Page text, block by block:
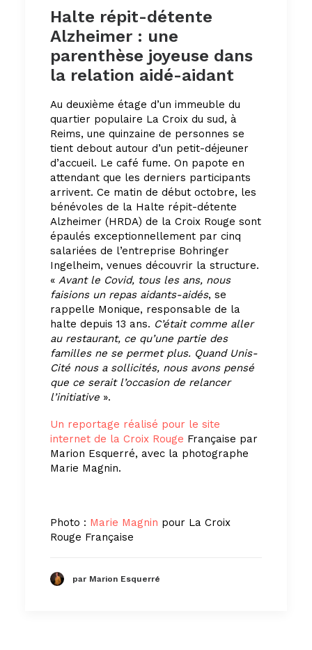
Halte répit-détente
Alzheimer : une
parenthèse joyeuse dans
la relation aidé-aidant
Au deuxième étage d’un immeuble du
quartier populaire La Croix du sud, à
Reims, une quinzaine de personnes se
tient debout autour d’un petit-déjeuner
d’accueil. Le café fume. On papote en
attendant que les derniers participants
arrivent. Ce matin de début octobre, les
bénévoles de la Halte répit-détente
Alzheimer (HRDA) de la Croix Rouge sont
épaulés exceptionnellement par cinq
salariées de l’entreprise Bohringer
Ingelheim, venues découvrir la structure.
« Avant le Covid, tous les ans, nous
faisions un repas aidants-aidés, se
rappelle Monique, responsable de la
halte depuis 13 ans. C’était comme aller
au restaurant, ce qu’une partie des
familles ne se permet plus. Quand Unis-
Cité nous a sollicités, nous avons pensé
que ce serait l’occasion de relancer
l’initiative ».
Un reportage réalisé pour le site
internet de la Croix Rouge Française par
Marion Esquerré, avec la photographe
Marie Magnin.
Photo : Marie Magnin pour La Croix
Rouge Française
par Marion Esquerré